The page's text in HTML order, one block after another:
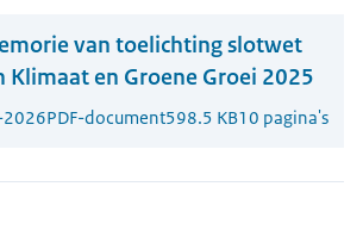
van toelichting slotwet
Klimaat en Groene Groei 2025
PDF-document598.5 KB10 pagina's